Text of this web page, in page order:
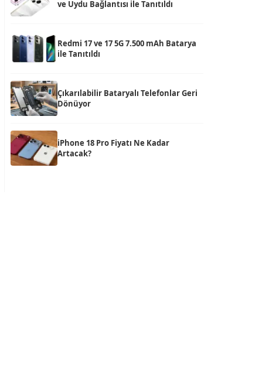
ve Uydu Bağlantısı ile Tanıtıldı
Redmi 17 ve 17 5G 7.500 mAh Batarya
ile Tanıtıldı
Çıkarılabilir Bataryalı Telefonlar Geri
Dönüyor
iPhone 18 Pro Fiyatı Ne Kadar
Artacak?